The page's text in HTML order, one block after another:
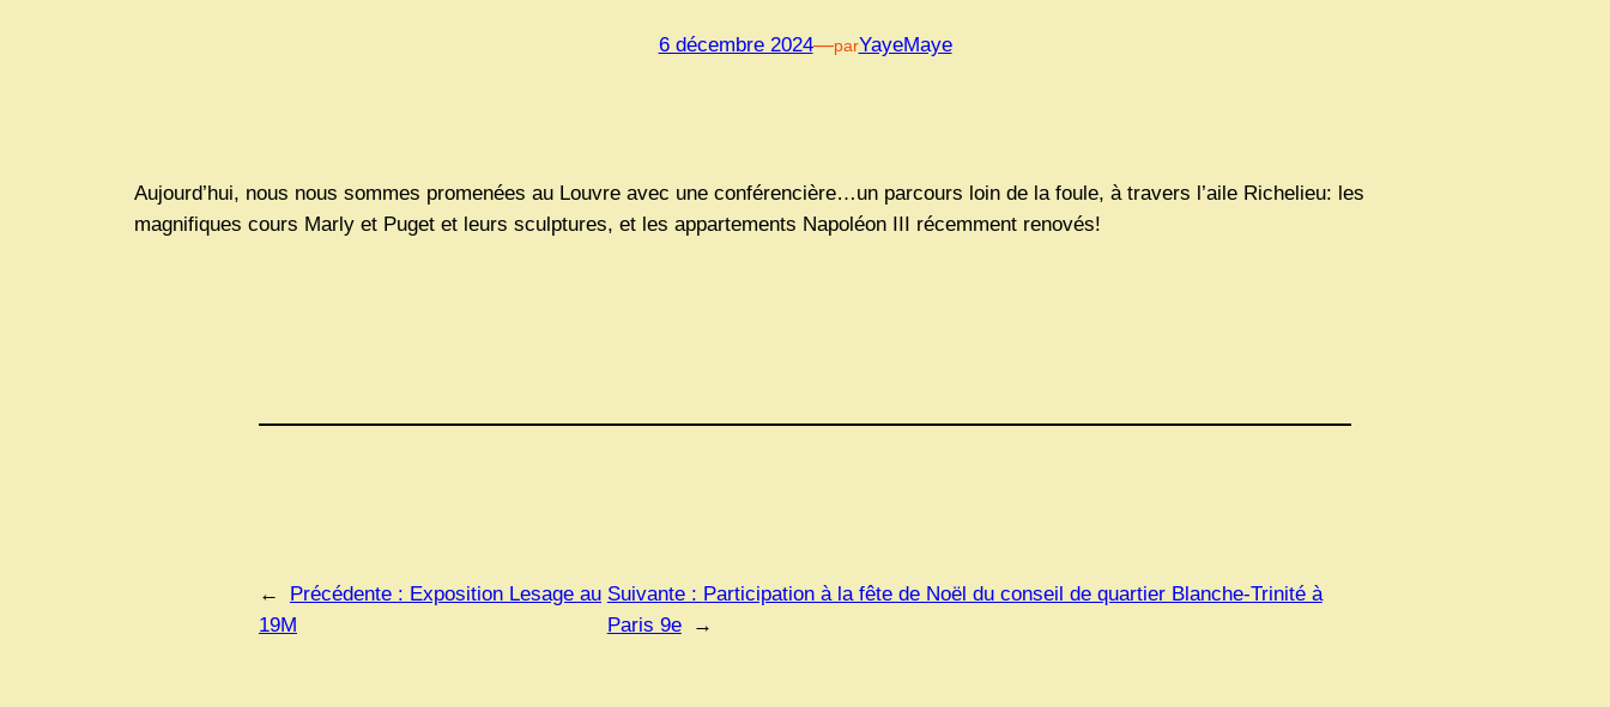
6 décembre 2024—parYayeMaye
Aujourd’hui, nous nous sommes promenées au Louvre avec une conférencière…un parcours loin de la foule, à travers l’aile Richelieu: les
magnifiques cours Marly et Puget et leurs sculptures, et les appartements Napoléon III récemment renovés!
← Précédente : Exposition Lesage au
19M
Suivante : Participation à la fête de Noël du conseil de quartier Blanche-Trinité à
Paris 9e
→